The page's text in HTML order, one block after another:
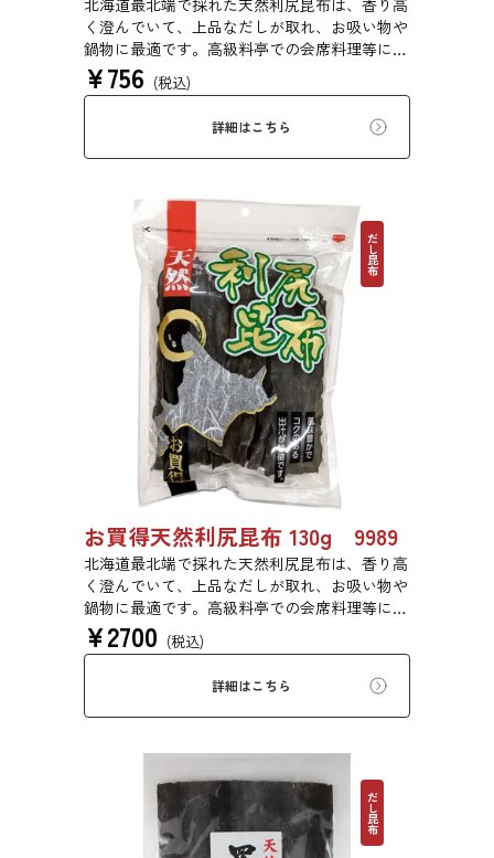
北海道最北端で採れた天然利尻昆布は、香り高
く澄んでいて、上品なだしが取れ、お吸い物や
鍋物に最適です。高級料亭での会席料理等にも
使われている高級昆布です。
¥756 (税込)
詳細はこちら
だし昆布
お買得天然利尻昆布 130g 9989
北海道最北端で採れた天然利尻昆布は、香り高
く澄んでいて、上品なだしが取れ、お吸い物や
鍋物に最適です。高級料亭での会席料理等にも
使われている高級昆布です。
¥2700 (税込)
詳細はこちら
だし昆布